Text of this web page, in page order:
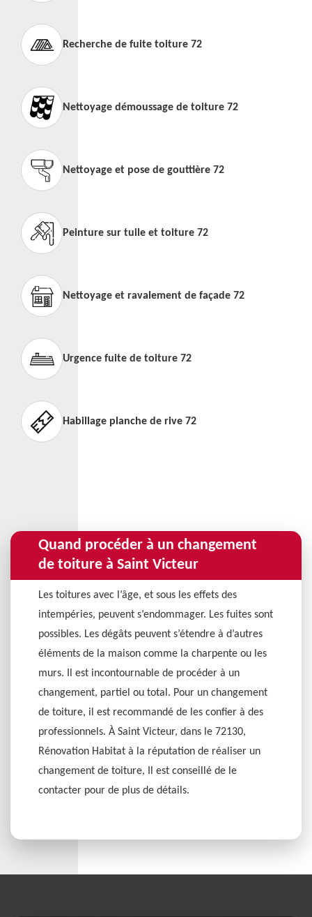
Recherche de fuite toiture 72
Nettoyage démoussage de toiture 72
Nettoyage et pose de gouttière 72
Peinture sur tuile et toiture 72
Nettoyage et ravalement de façade 72
Urgence fuite de toiture 72
Habillage planche de rive 72
Quand procéder à un changement
de toiture à Saint Victeur
Les toitures avec l’âge, et sous les effets des
intempéries, peuvent s’endommager. Les fuites sont
possibles. Les dégâts peuvent s’étendre à d’autres
éléments de la maison comme la charpente ou les
murs. Il est incontournable de procéder à un
changement, partiel ou total. Pour un changement
de toiture, il est recommandé de les confier à des
professionnels. À Saint Victeur, dans le 72130,
Rénovation Habitat à la réputation de réaliser un
changement de toiture, Il est conseillé de le
contacter pour de plus de détails.